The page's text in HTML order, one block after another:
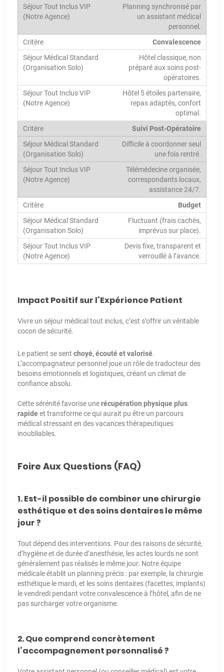
Planning synchronisé par
un assistant médical
personnel.
Convalescence
Hôtel classique, non
préparé aux soins post-
opératoires.
Hôtel 5 étoiles partenaire,
repas adaptés, confort
optimal.
Suivi Post-Opératoire
Difficile à coordonner seul
une fois rentré.
Télémédecine organisée,
correspondants locaux,
assistance 24/7.
Budget
Fluctuant (frais cachés,
imprévus sur place).
Devis fixe, transparent et
verrouillé à l’avance.
Impact Positif sur l’Expérience Patient
Vivre un séjour médical tout inclus, c’est s’offrir un véritable
cocon de sécurité.
Le patient se sent choyé, écouté et valorisé.
L’accompagnateur personnel joue un rôle de traducteur des
besoins émotionnels et logistiques, créant un climat de
confiance absolu.
Cette sérénité favorise unerécupération physique plus
rapideet transforme ce qui aurait pu être un parcours
médical stressant en des vacances thérapeutiques
inoubliables.
Foire Aux Questions (FAQ)
1. Est-il possible de combiner une chirurgie
esthétique et des soins dentaires le même
jour ?
Tout dépend des interventions. Pour des raisons de sécurité,
d’hygiène et de durée d’anesthésie, les actes lourds ne sont
généralement pas réalisés le même jour. Notre équipe
médicale établit un planning précis : par exemple, la chirurgie
esthétique le mardi, et les soins dentaires (facettes, implants)
le vendredi pendant votre convalescence à l’hôtel, afin de ne
pas surcharger votre organisme.
2. Que comprend concrètement
l’accompagnement personnalisé ?